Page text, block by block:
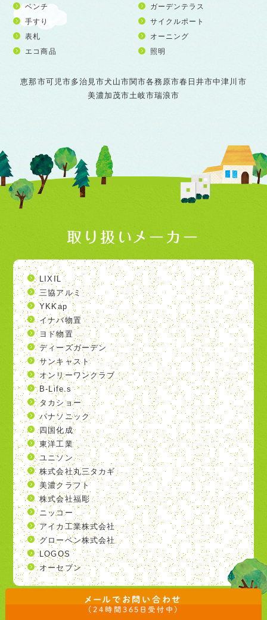
メールでお問い合わせ
（24時間365日受付中）
ベンチ
ガーデンテラス
手すり
サイクルポート
表札
オーニング
エコ商品
照明
恵那市可児市多治見市犬山市関市各務原市春日井市中津川市
美濃加茂市土岐市瑞浪市
取り扱いメーカー
LIXIL
三協アルミ
YKKap
イナバ物置
ヨド物置
ディーズガーデン
サンキャスト
オンリーワンクラブ
B-Life.s
タカショー
パナソニック
四国化成
東洋工業
ユニソン
株式会社丸三タカギ
美濃クラフト
株式会社福彫
ニッコー
アイカ工業株式会社
グローベン株式会社
LOGOS
オーセブン
©Sungarden. All Rights Reserved.